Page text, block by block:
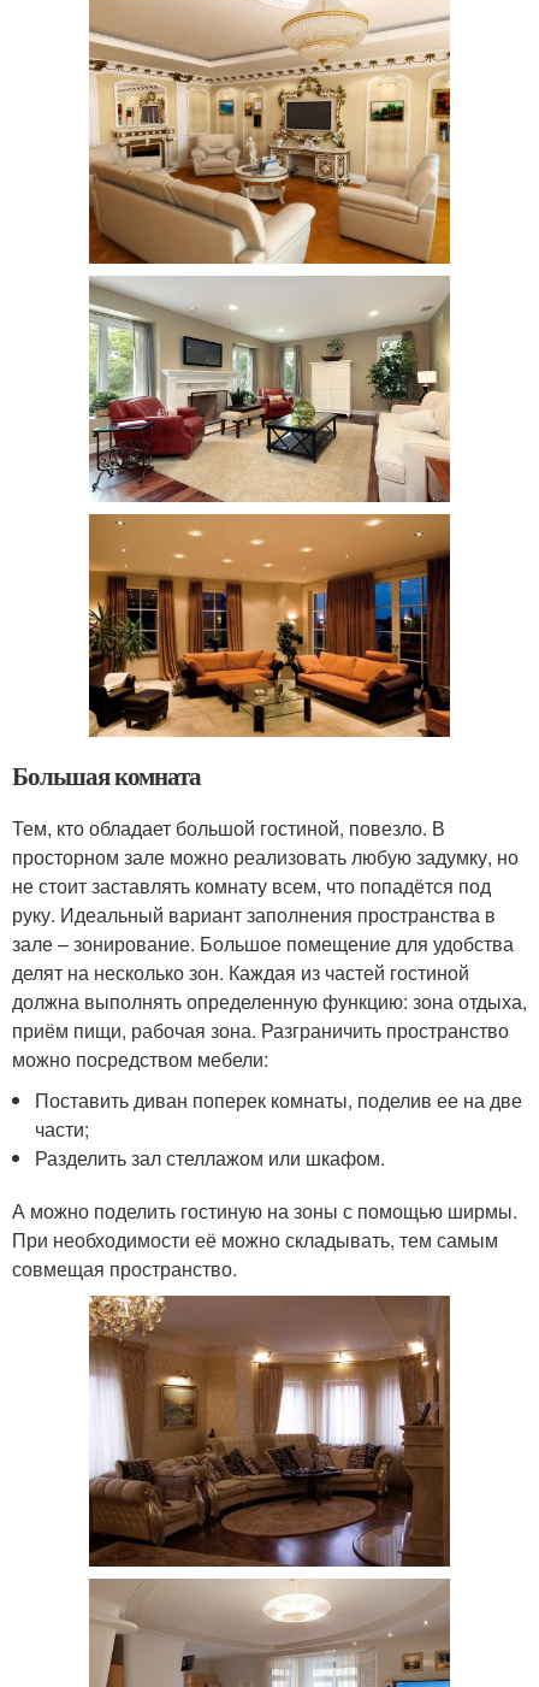
Большая комната
Тем, кто обладает большой гостиной, повезло. В
просторном зале можно реализовать любую задумку, но
не стоит заставлять комнату всем, что попадётся под
руку. Идеальный вариант заполнения пространства в
зале – зонирование. Большое помещение для удобства
делят на несколько зон. Каждая из частей гостиной
должна выполнять определенную функцию: зона отдыха,
приём пищи, рабочая зона. Разграничить пространство
можно посредством мебели:
Поставить диван поперек комнаты, поделив ее на две
части;
Разделить зал стеллажом или шкафом.
А можно поделить гостиную на зоны с помощью ширмы.
При необходимости её можно складывать, тем самым
совмещая пространство.